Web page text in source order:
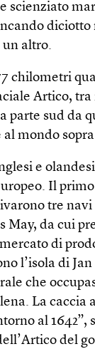
scienziato
un altro.
chilometri
Artico,
parte sud da
mondo
e
Il
tre
May, da cui
di
l’isola di
che
La caccia
al 1642”,
del